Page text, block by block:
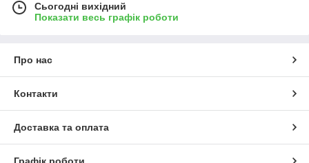
Сьогодні вихідний
Показати весь графік роботи
Про нас
Контакти
Доставка та оплата